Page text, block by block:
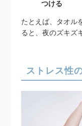
つける
たとえば、タオル
ると、夜のズキズ
ストレス性